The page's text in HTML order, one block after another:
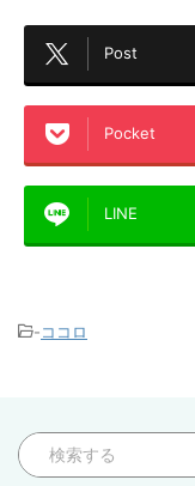
Post
Pocket
LINE
-ココロ